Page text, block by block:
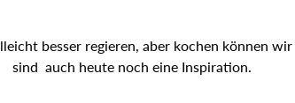
besser regieren, aber kochen können
sind auch heute noch eine Inspiration.